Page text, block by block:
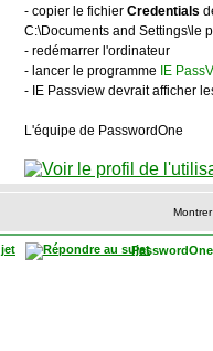
- copier le fichier Credentials
C:\Documents and Settings\le
- redémarrer l'ordinateur
- lancer le programme
IE
- IE Passview devrait afficher
L'équipe de PasswordOne